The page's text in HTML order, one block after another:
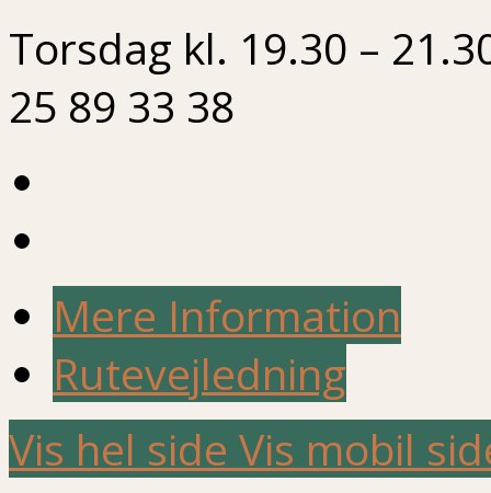
Torsdag kl. 19.30 –
25 89 33 38
Mere Information
Rutevejledning
Vis hel side Vis mobil